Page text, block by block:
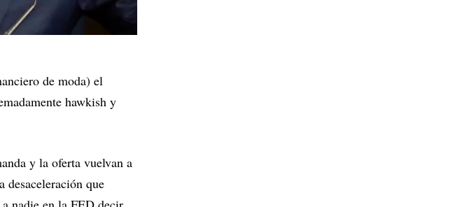
de moda) el
hawkish y
y la oferta vuelvan a
desaceleración que